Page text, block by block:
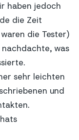
haben jedoch
die Zeit
die Tester)
was
sehr leichten
und